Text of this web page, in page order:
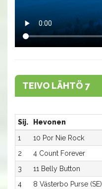
TEIVO LÄHTÖ 7
Sij. Hevonen
1
10 Por Nie Rock
2
4 Count Forever
3
11 Belly Button
4
8 Västerbo Purse (SE)